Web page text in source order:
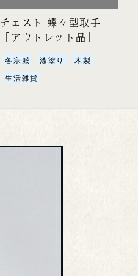
チェスト 蝶々型取手
「アウトレット品」
各宗派 漆塗り
木製
生活雑貨